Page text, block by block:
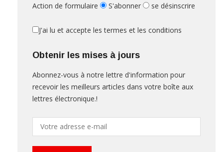
Action de formulaire S'abonner se désinscrire
J'ai lu et accepte les termes et les conditions
Obtenir les mises à jours
Abonnez-vous à notre lettre d'information pour
recevoir les meilleurs articles dans votre boîte aux
lettres électronique.!